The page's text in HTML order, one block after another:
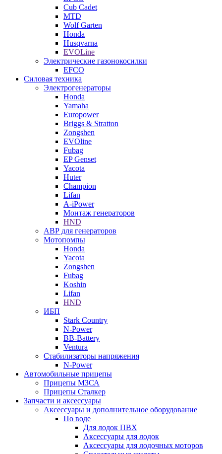
Cub Cadet
MTD
Wolf Garten
Honda
Husqvarna
EVOLine
Электрические газонокосилки
EFCO
Силовая техника
Электрогенераторы
Honda
Yamaha
Europower
Briggs & Stratton
Zongshen
EVOline
Fubag
EP Genset
Yacota
Huter
Champion
Lifan
A-iPower
Монтаж генераторов
HND
АВР для генераторов
Мотопомпы
Honda
Yacota
Zongshen
Fubag
Koshin
Lifan
HND
ИБП
Stark Country
N-Power
BB-Battery
Ventura
Стабилизаторы напряжения
N-Power
Автомобильные прицепы
Прицепы МЗСА
Прицепы Сталкер
Запчасти и аксессуары
Аксессуары и дополнительное оборудование
По воде
Для лодок ПВХ
Аксессуары для лодок
Аксессуары для лодочных моторов